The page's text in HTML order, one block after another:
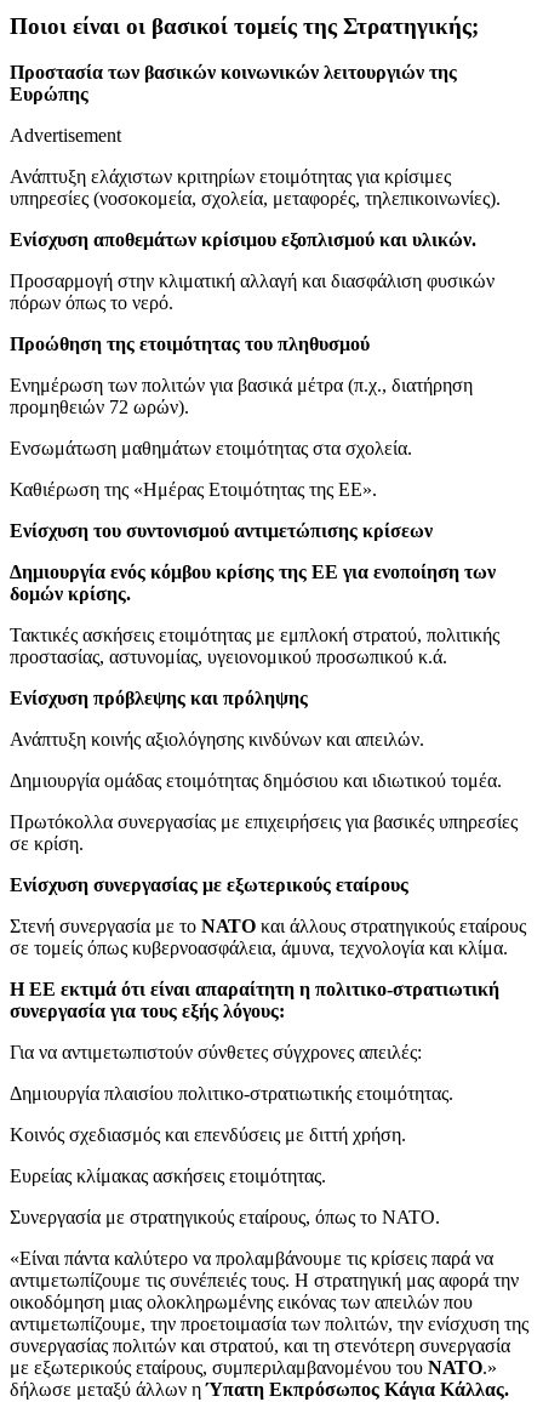
Ποιοι είναι οι βασικοί τομείς της Στρατηγικής;
Προστασία των βασικών κοινωνικών λειτουργιών της
Ευρώπης
Advertisement
Ανάπτυξη ελάχιστων κριτηρίων ετοιμότητας για κρίσιμες
υπηρεσίες (νοσοκομεία, σχολεία, μεταφορές, τηλεπικοινωνίες).
Ενίσχυση αποθεμάτων κρίσιμου εξοπλισμού και υλικών.
Προσαρμογή στην κλιματική αλλαγή και διασφάλιση φυσικών
πόρων όπως το νερό.
Προώθηση της ετοιμότητας του πληθυσμού
Ενημέρωση των πολιτών για βασικά μέτρα (π.χ., διατήρηση
προμηθειών 72 ωρών).
Ενσωμάτωση μαθημάτων ετοιμότητας στα σχολεία.
Καθιέρωση της «Ημέρας Ετοιμότητας της ΕΕ».
Ενίσχυση του συντονισμού αντιμετώπισης κρίσεων
Δημιουργία ενός κόμβου κρίσης της ΕΕ για ενοποίηση των
δομών κρίσης.
Τακτικές ασκήσεις ετοιμότητας με εμπλοκή στρατού, πολιτικής
προστασίας, αστυνομίας, υγειονομικού προσωπικού κ.ά.
Ενίσχυση πρόβλεψης και πρόληψης
Ανάπτυξη κοινής αξιολόγησης κινδύνων και απειλών.
Δημιουργία ομάδας ετοιμότητας δημόσιου και ιδιωτικού τομέα.
Πρωτόκολλα συνεργασίας με επιχειρήσεις για βασικές υπηρεσίες
σε κρίση.
Ενίσχυση συνεργασίας με εξωτερικούς εταίρους
Στενή συνεργασία με το ΝΑΤΟ και άλλους στρατηγικούς εταίρους
σε τομείς όπως κυβερνοασφάλεια, άμυνα, τεχνολογία και κλίμα.
Η ΕΕ εκτιμά ότι είναι απαραίτητη η πολιτικο-στρατιωτική
συνεργασία για τους εξής λόγους:
Για να αντιμετωπιστούν σύνθετες σύγχρονες απειλές:
Δημιουργία πλαισίου πολιτικο-στρατιωτικής ετοιμότητας.
Κοινός σχεδιασμός και επενδύσεις με διττή χρήση.
Ευρείας κλίμακας ασκήσεις ετοιμότητας.
Συνεργασία με στρατηγικούς εταίρους, όπως το ΝΑΤΟ.
«Είναι πάντα καλύτερο να προλαμβάνουμε τις κρίσεις παρά να
αντιμετωπίζουμε τις συνέπειές τους. Η στρατηγική μας αφορά την
οικοδόμηση μιας ολοκληρωμένης εικόνας των απειλών που
αντιμετωπίζουμε, την προετοιμασία των πολιτών, την ενίσχυση της
συνεργασίας πολιτών και στρατού, και τη στενότερη συνεργασία
με εξωτερικούς εταίρους, συμπεριλαμβανομένου του ΝΑΤΟ.»
δήλωσε μεταξύ άλλων ηΎπατη Εκπρόσωπος Κάγια Κάλλας.